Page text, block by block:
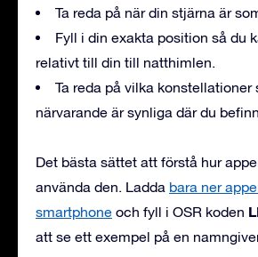
Ta reda på när din stjärna är
Fyll i din exakta position så du
relativt till din till natthimlen.
Ta reda på vilka konstellationer
närvarande är synliga där du
Det bästa sättet att förstå hur
använda den. Ladda bara ner
smartphone och fyll i OSR koden
att se ett exempel på en